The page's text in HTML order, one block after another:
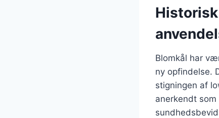
Blomkål har
ny opfindelse.
stigningen af
anerkendt